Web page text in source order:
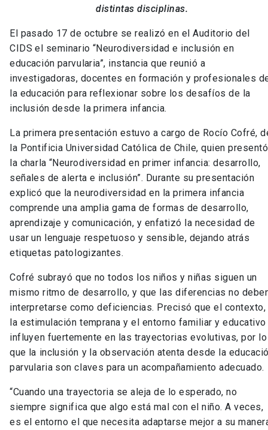
distintas disciplinas.
El pasado 17 de octubre se realizó en el Auditorio del
CIDS el seminario “Neurodiversidad e inclusión en
educación parvularia”, instancia que reunió a
investigadoras, docentes en formación y profesionales
la educación para reflexionar sobre los desafíos de la
inclusión desde la primera infancia.
La primera presentación estuvo a cargo de Rocío Cofré,
la Pontificia Universidad Católica de Chile, quien presentó
la charla “Neurodiversidad en primer infancia: desarrollo,
señales de alerta e inclusión”. Durante su presentación
explicó que la neurodiversidad en la primera infancia
comprende una amplia gama de formas de desarrollo,
aprendizaje y comunicación, y enfatizó la necesidad de
usar un lenguaje respetuoso y sensible, dejando atrás
etiquetas patologizantes.
Cofré subrayó que no todos los niños y niñas siguen un
mismo ritmo de desarrollo, y que las diferencias no
interpretarse como deficiencias. Precisó que el contexto,
la estimulación temprana y el entorno familiar y educativo
influyen fuertemente en las trayectorias evolutivas, por lo
que la inclusión y la observación atenta desde la
parvularia son claves para un acompañamiento adecuado.
“Cuando una trayectoria se aleja de lo esperado, no
siempre significa que algo está mal con el niño. A veces,
es el entorno el que necesita adaptarse mejor a su